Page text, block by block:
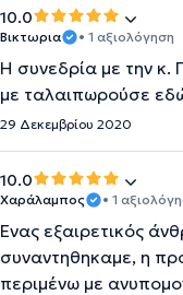
10.0
Βικτωρια • 1 αξιολόγηση
Η συνεδρία με την
με ταλαιπωρούσε
29 Δεκεμβρίου 2020
10.0
Χαράλαμπος • 1
Ένας εξαιρετικός
συναντηθηκαμε, η
περιμένω με